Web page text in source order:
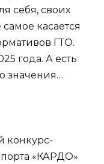
себя, своих
касается
ГТО.
года. А есть
значения…
«КАРДО»